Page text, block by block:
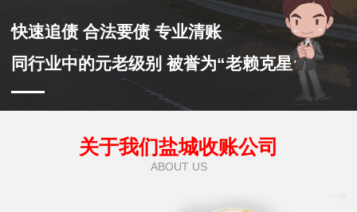
快速追债 合法要债 专业清账
同行业中的元老级别 被誉为“老赖克星”
关于我们盐城收账公司
ABOUT US